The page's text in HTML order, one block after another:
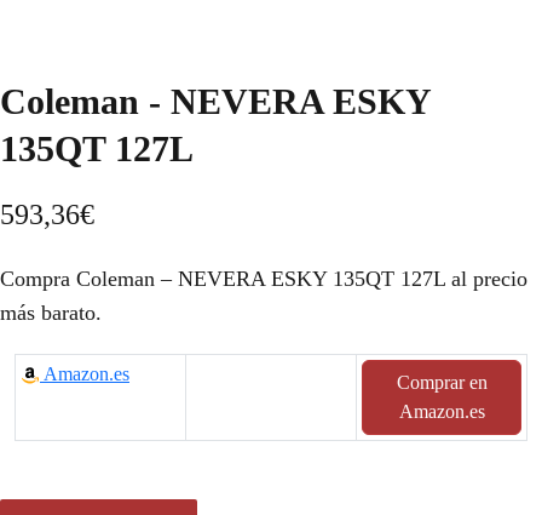
Coleman - NEVERA ESKY
135QT 127L
593,36€
Compra Coleman – NEVERA ESKY 135QT 127L al precio
más barato.
Amazon.es
Comprar en
Amazon.es